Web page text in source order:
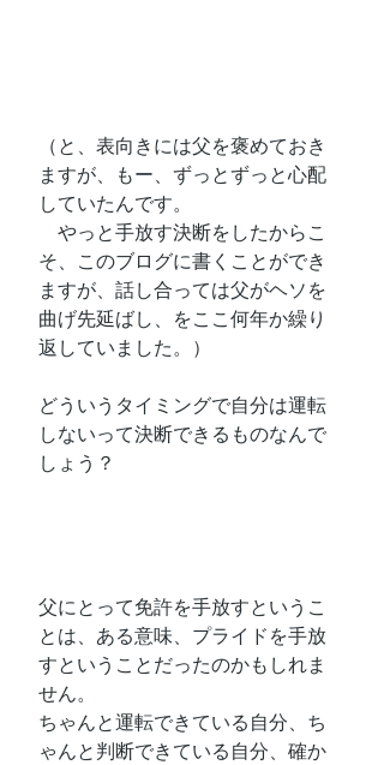
（と、表向きには父を褒めておき
ますが、もー、ずっとずっと心配
していたんです。
やっと手放す決断をしたからこ
そ、このブログに書くことができ
ますが、話し合っては父がヘソを
曲げ先延ばし、をここ何年か繰り
返していました。）
どういうタイミングで自分は運転
しないって決断できるものなんで
しょう？
父にとって免許を手放すというこ
とは、ある意味、プライドを手放
すということだったのかもしれま
せん。
ちゃんと運転できている自分、ち
ゃんと判断できている自分、確か